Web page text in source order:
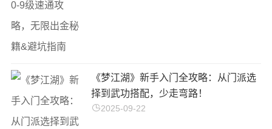
《梦江湖》新手入门全攻略：从门派选
择到武功搭配，少走弯路！
2025-09-22